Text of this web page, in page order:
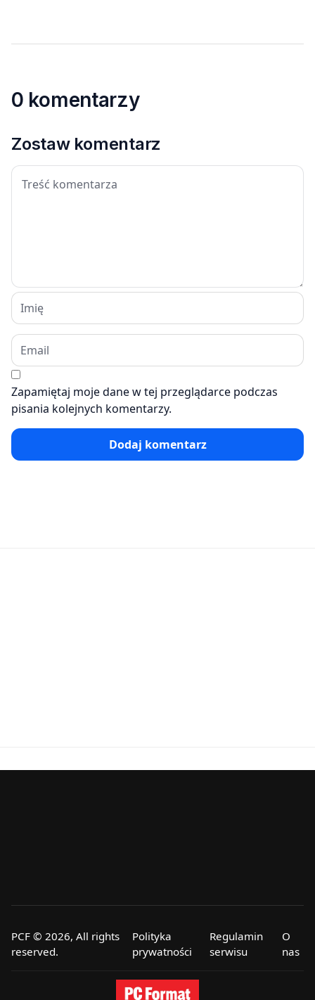
0 komentarzy
Zostaw komentarz
Zapamiętaj moje dane w tej przeglądarce podczas
pisania kolejnych komentarzy.
Dodaj komentarz
PCF © 2026, All rights
reserved.
Polityka
prywatności
Regulamin
serwisu
O
nas